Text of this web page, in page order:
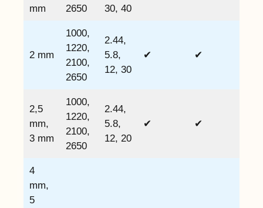
mm
2650
30, 40
2 mm
1000,
1220,
2100,
2650
2.44,
5.8,
12, 30
✔ ✔
2,5
mm,
3 mm
1000,
1220,
2100,
2650
2.44,
5.8,
12, 20
✔ ✔
4
mm,
5